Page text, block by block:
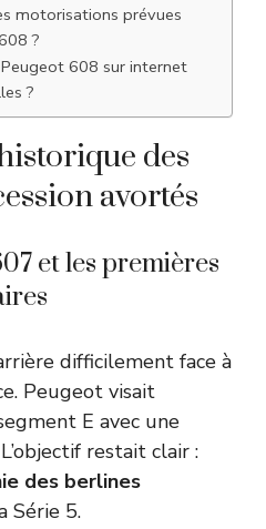
motorisations prévues
?
608 sur internet
?
des
avortés
et les premières
difficilement face à
Peugeot visait
E avec une
restait clair :
des berlines
Série 5.